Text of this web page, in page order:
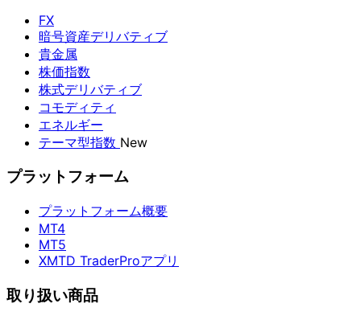
FX
暗号資産デリバティブ
貴金属
株価指数
株式デリバティブ
コモディティ
エネルギー
テーマ型指数 New
プラットフォーム
プラットフォーム概要
MT4
MT5
XMTD TraderProアプリ
取り扱い商品